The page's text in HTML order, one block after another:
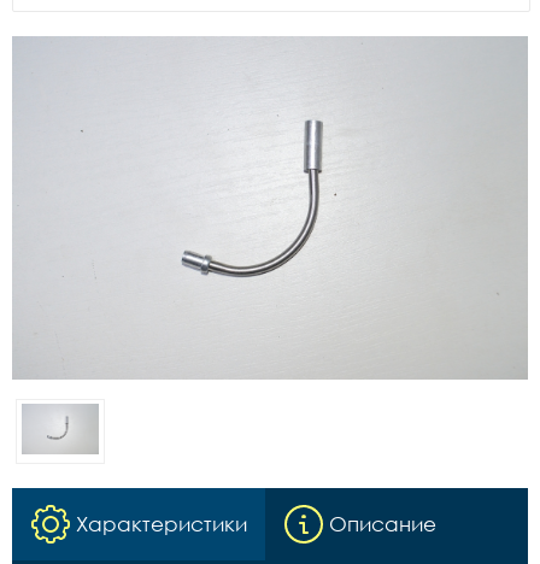
Характеристики Описание